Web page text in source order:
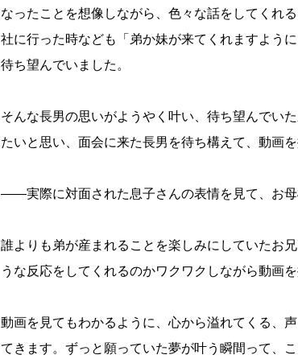
なったことを想像しながら、色々な話をしてくれ
社に行った時なども「弟か妹が来てくれますよう
待ち望んでいました。
そんな長男の思いがようやく叶い、待ち望んでい
たいと思い、面会に来た長男を待ち構えて、動画を
――実際に対面された息子さんの表情を見て、お母
誰よりも弟が産まれることを楽しみにしていたお
うな反応をしてくれるのかワクワクしながら動画を
動画を見てもわかるように、心から溢れてくる、
てきます。ずっと願っていた夢が叶う瞬間って、